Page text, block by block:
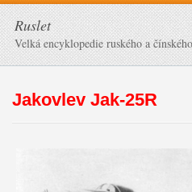
Ruslet
Velká encyklopedie ruského a
Jakovlev Jak-25R